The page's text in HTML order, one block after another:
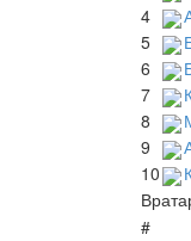
4
5
6
7
8
9
10
#